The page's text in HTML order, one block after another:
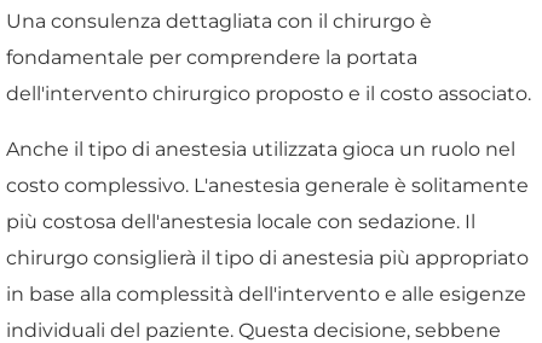
Una consulenza dettagliata con il chirurgo è
fondamentale per comprendere la portata
dell'intervento chirurgico proposto e il costo associato.
Anche il tipo di anestesia utilizzata gioca un ruolo nel
costo complessivo. L'anestesia generale è solitamente
più costosa dell'anestesia locale con sedazione. Il
chirurgo consiglierà il tipo di anestesia più appropriato
in base alla complessità dell'intervento e alle esigenze
individuali del paziente. Questa decisione, sebbene